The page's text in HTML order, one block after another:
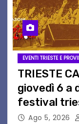
EVENTI TRIESTE E
TRIESTE
giovedì 6 a
festival
Ago 5, 2026